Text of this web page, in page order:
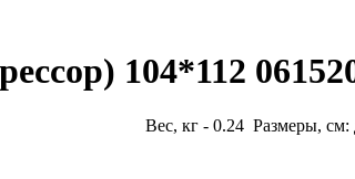
104*112
Вес, кг - 0.24 Размеры,